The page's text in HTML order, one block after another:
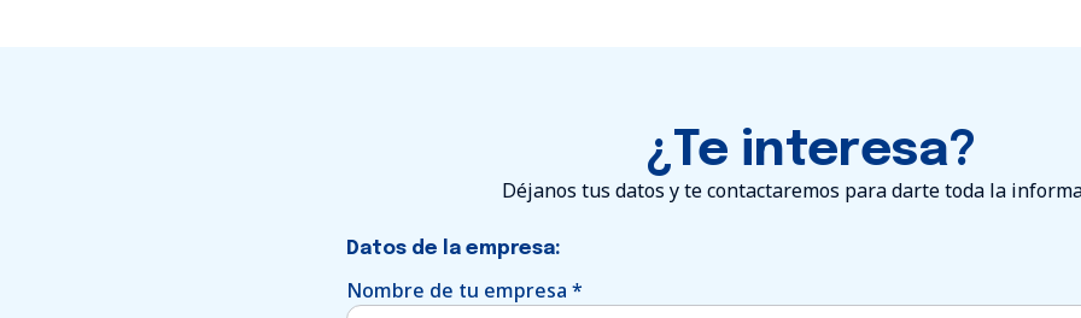
¿Te interesa?
Déjanos tus datos y te contactaremos para darte toda la
Datos de la empresa:
Nombre de tu empresa *